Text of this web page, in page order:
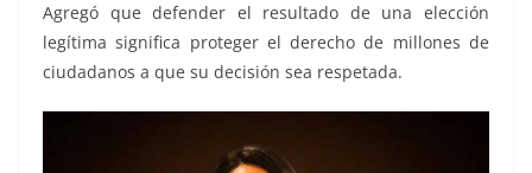
Agregó que defender el resultado de una elección
legítima significa proteger el derecho de millones de
ciudadanos a que su decisión sea respetada.